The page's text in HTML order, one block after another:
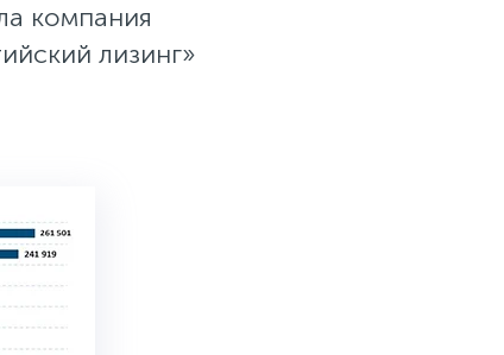
компания
лизинг»